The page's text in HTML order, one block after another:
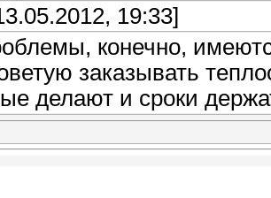
19:33]
конечно,
заказывать
делают и сроки